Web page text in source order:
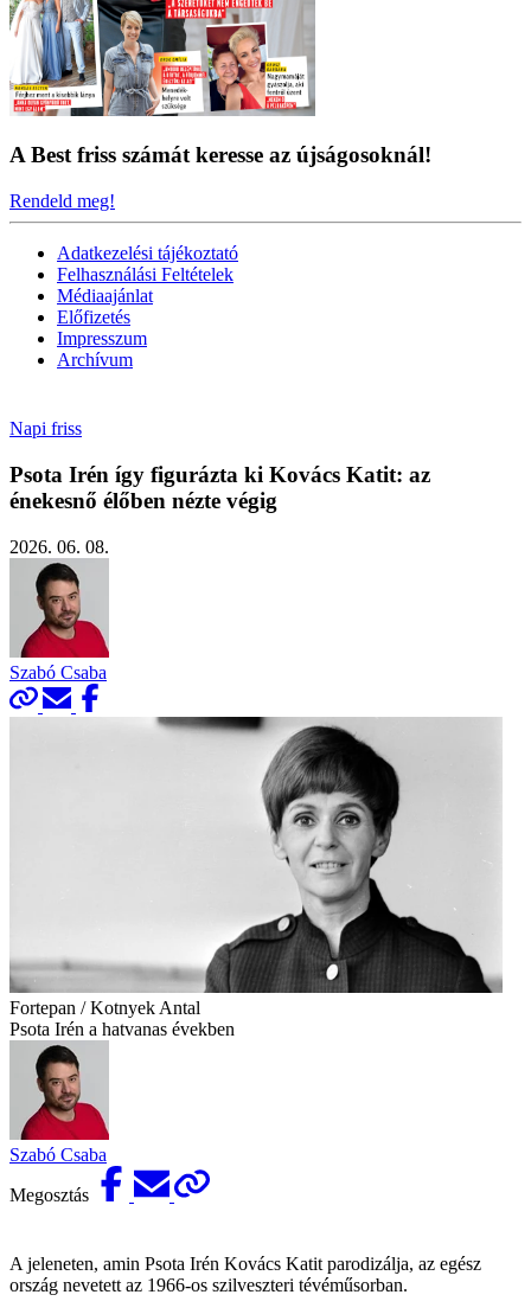
A Best friss számát keresse az újságosoknál!
Rendeld meg!
Adatkezelési tájékoztató
Felhasználási Feltételek
Médiaajánlat
Előfizetés
Impresszum
Archívum
Napi friss
Psota Irén így figurázta ki Kovács Katit: az
énekesnő élőben nézte végig
2026. 06. 08.
Szabó Csaba
Fortepan / Kotnyek Antal
Psota Irén a hatvanas években
Szabó Csaba
Megosztás
A jeleneten, amin Psota Irén Kovács Katit parodizálja, az egész
ország nevetett az 1966-os szilveszteri tévéműsorban.